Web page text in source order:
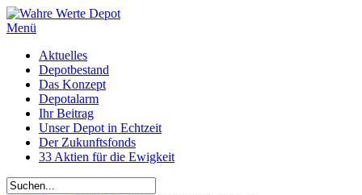
Menü
Aktuelles
Depotbestand
Das Konzept
Depotalarm
Ihr Beitrag
Unser Depot in Echtzeit
Der Zukunftsfonds
33 Aktien für die Ewigkeit